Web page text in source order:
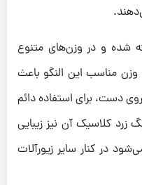
18 عیار ساخته شده و در وزن‌های متنوع
می‌شود. وزن مناسب این النگو باعث
دست، برای استفاده دائم
زرد کلاسیک آن نیز زیبایی
در کنار سایر زیورآلات